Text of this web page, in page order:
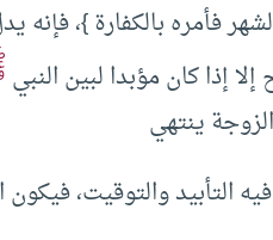
فأمره بالكفارة }،
إذا كان مؤبدا لبين النبي
ينتهي
التأبيد والتوقيت،